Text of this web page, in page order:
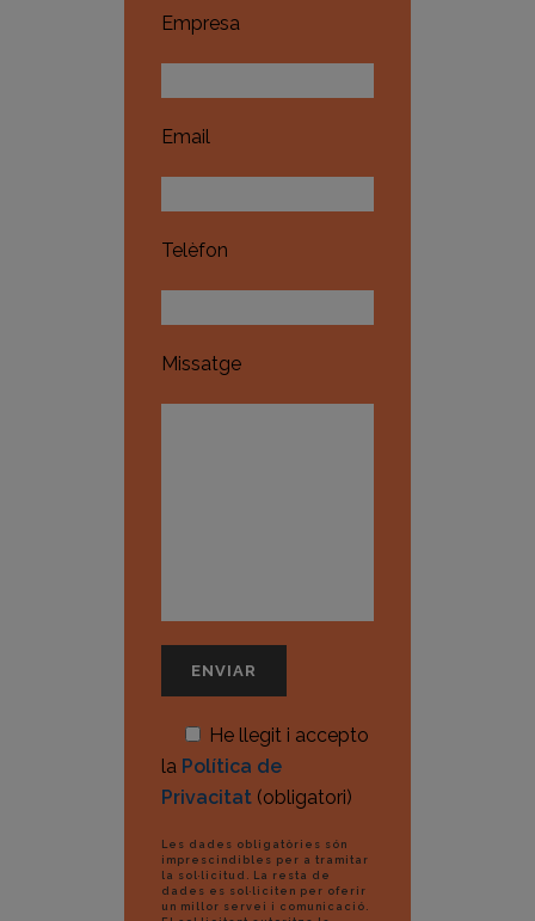
Empresa
Email
Telèfon
Missatge
He llegit i accepto
la Política de
Privacitat (obligatori)
Les dades obligatòries són
imprescindibles per a tramitar
la sol·licitud. La resta de
dades es sol·liciten per oferir
un millor servei i comunicació.